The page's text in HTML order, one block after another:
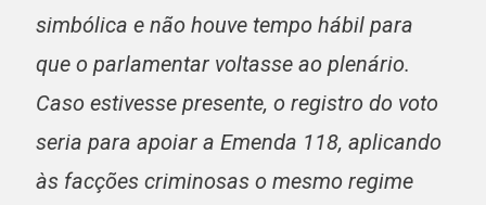
simbólica e não houve tempo hábil para
que o parlamentar voltasse ao plenário.
Caso estivesse presente, o registro do voto
seria para apoiar a Emenda 118, aplicando
às facções criminosas o mesmo regime